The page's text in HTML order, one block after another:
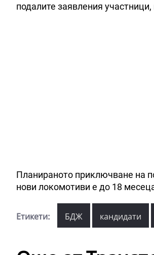
подалите заявления
Планираното приключване на
нови локомотиви е до 18
Етикети: БДЖ кандидати